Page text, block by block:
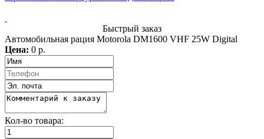
Быстрый заказ
Автомобильная рация Motorola DM1600 VHF 25W Digital
Цена: 0 р.
Кол-во товара: